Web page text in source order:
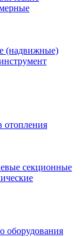
(надвижные)
секционные
оборудования